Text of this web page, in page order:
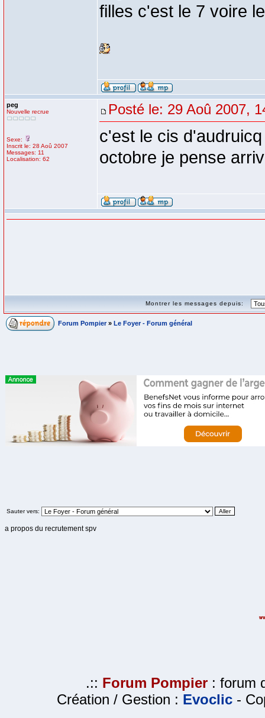
filles c'est le 7 voire
peg
Nouvelle recrue
Sexe:
Inscrit le: 28 Aoû 2007
Messages: 11
Localisation: 62
Posté le: 29 Aoû 2007,
c'est le cis
octobre je pense
Montrer les messages depuis:
Forum Pompier » Le Foyer - Forum général
Sauter vers:
a propos du recrutement spv
.:: Forum Pompier : forum
Création / Gestion : Evoclic -